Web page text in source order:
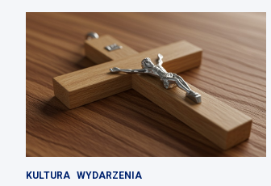
KULTURA WYDARZENIA